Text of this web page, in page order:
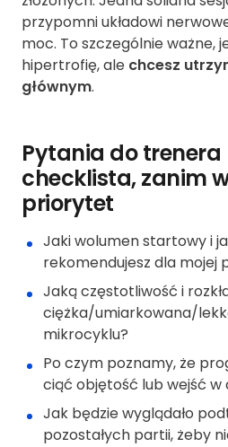
przypomni układowi
moc. To szczególnie ważne,
hipertrofię, ale chcesz
głównym.
Pytania do
checklista, zanim
priorytet
Jaki wolumen startowy i
rekomendujesz dla mojej
Jaką częstotliwość i
ciężka/umiarkowana/
mikrocyklu?
Po czym poznamy, że
ciąć objętość lub wejść w
Jak będzie wyglądało
pozostałych partii, żeby